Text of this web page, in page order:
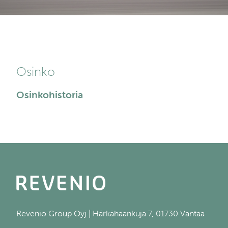
Osinko
Osinkohistoria
Revenio Group Oyj | Härkähaankuja 7, 01730 Vantaa